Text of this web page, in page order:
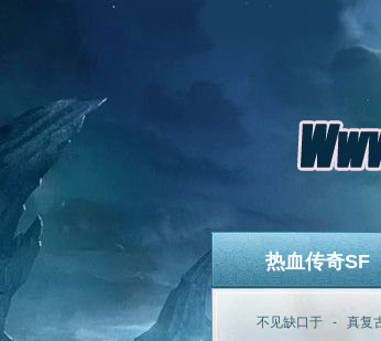
热血传奇SF
不见缺口于 - 真复